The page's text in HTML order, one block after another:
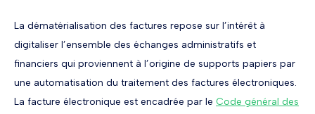
La dématérialisation des factures repose sur l’intérêt à
digitaliser l’ensemble des échanges administratifs et
financiers qui proviennent à l’origine de supports papiers par
une automatisation du traitement des factures électroniques.
La facture électronique est encadrée par le Code général des